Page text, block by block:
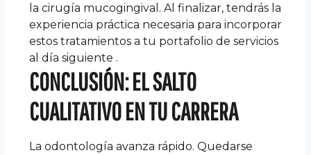
la cirugía mucogingival. Al finalizar, tendrás la
experiencia práctica necesaria para incorporar
estos tratamientos a tu portafolio de servicios
al día siguiente .
CONCLUSIÓN: EL SALTO
CUALITATIVO EN TU CARRERA
La odontología avanza rápido. Quedarse